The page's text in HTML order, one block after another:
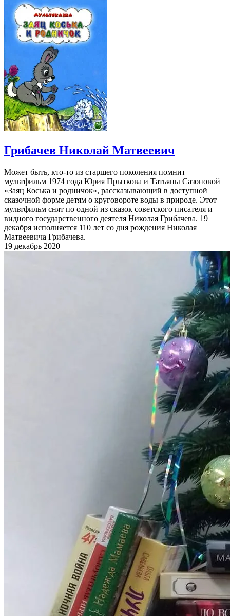
Грибачев Николай Матвеевич
Может быть, кто-то из старшего поколения помнит
мультфильм 1974 года Юрия Прыткова и Татьяны Сазоновой
«Заяц Коська и родничок», рассказывающий в доступной
сказочной форме детям о круговороте воды в природе. Этот
мультфильм снят по одной из сказок советского писателя и
видного государственного деятеля Николая Грибачева. 19
декабря исполняется 110 лет со дня рождения Николая
Матвеевича Грибачева.
19 декабрь 2020